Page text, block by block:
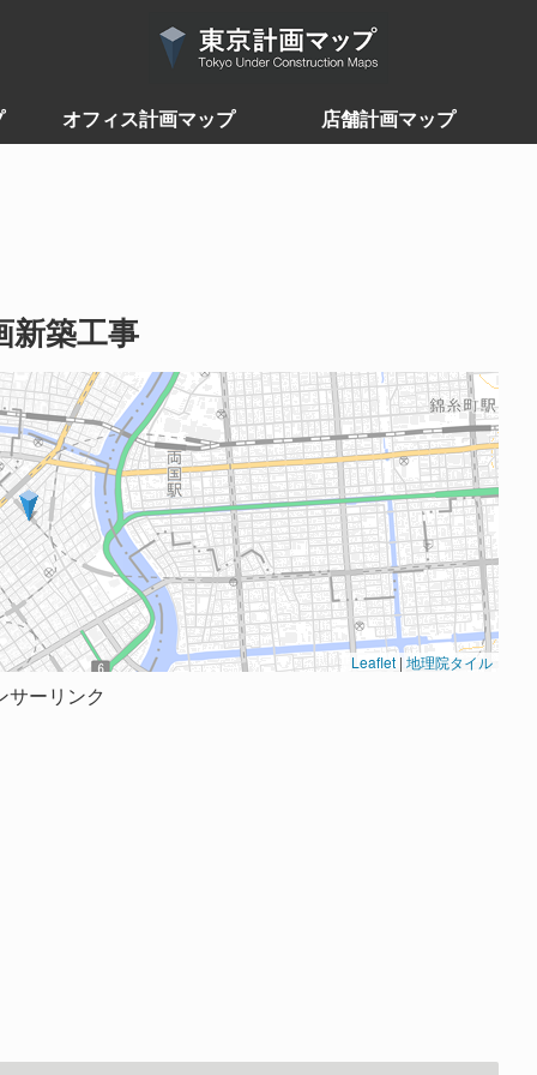
オフィス計画マップ 店舗計画マップ
新築工事
Leaflet | 地理院タイル
サーリンク